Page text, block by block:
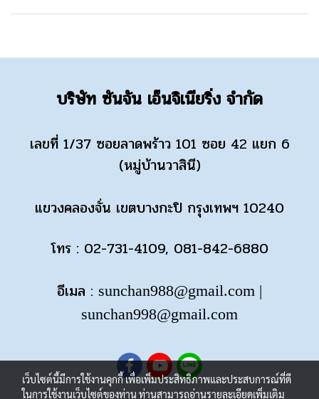
บริษัท ซันจัน เอ็นจิเนียริ่ง จำกัด
เลขที่ 1/37 ซอยลาดพร้าว 101 ซอย 42 แยก 6
(หมู่บ้านวาสินี)
แขวงคลองจั่น เขตบางกะปิ กรุงเทพฯ 10240
โทร : 02-731-4109, 081-842-6880
อีเมล : sunchan988@gmail.com |
sunchan998@gmail.com
เว็บไซต์นี้มีการใช้งานคุกกี้ เพื่อเพิ่มประสิทธิภาพและประสบการณ์ที่ดี
ในการใช้งานเว็บไซต์ของท่าน ท่านสามารถอ่านรายละเอียดเพิ่มเติม